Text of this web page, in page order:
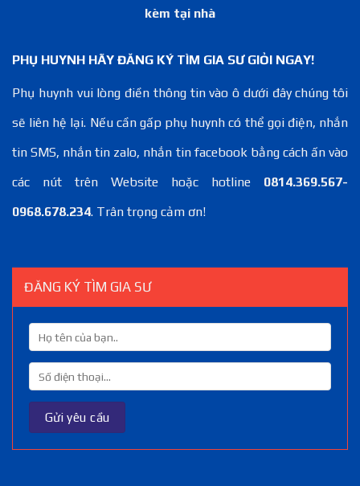
kèm tại nhà
PHỤ HUYNH HÃY ĐĂNG KÝ TÌM GIA SƯ GIỎI NGAY!
Phụ huynh vui lòng điền thông tin vào ô dưới đây chúng tôi
sẽ liên hệ lại. Nếu cần gấp phụ huynh có thể gọi điện, nhắn
tin SMS, nhắn tin zalo, nhắn tin facebook bằng cách ấn vào
các nút trên Website hoặc hotline 0814.369.567-
0968.678.234. Trân trọng cảm ơn!
ĐĂNG KÝ TÌM GIA SƯ